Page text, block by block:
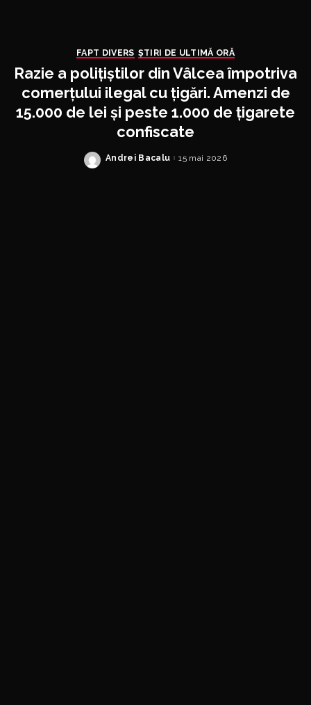
FAPT DIVERS ȘTIRI DE ULTIMĂ ORĂ
Razie a polițiștilor din Vâlcea împotriva
comerțului ilegal cu țigări. Amenzi de
15.000 de lei și peste 1.000 de țigarete
confiscate
Posted
Andrei Bacalu 15 mai 2026